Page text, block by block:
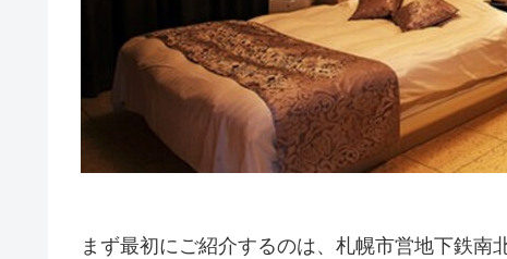
まず最初にご紹介するのは、札幌市営地下鉄南